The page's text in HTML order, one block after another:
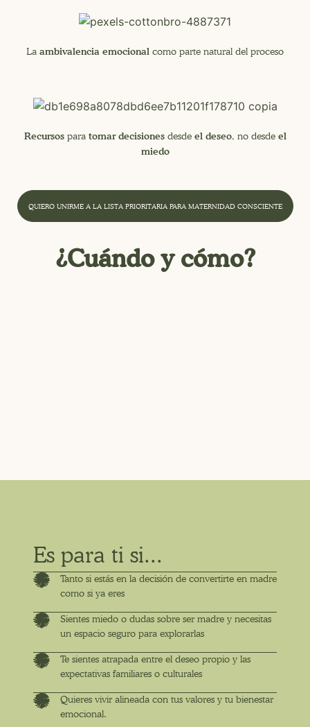
La ambivalencia emocional como parte natural del proceso
Recursospara tomar decisionesdesde el deseo, no desde el
miedo
QUIERO UNIRME A LA LISTA PRIORITARIA PARA MATERNIDAD CONSCIENTE
¿Cuándo y cómo?
Es para ti si...
Tanto si estás en la decisión de convertirte en madre
como si ya eres
Sientes miedo o dudas sobre ser madre y necesitas
un espacio seguro para explorarlas
Te sientes atrapada entre el deseo propio y las
expectativas familiares o culturales
Quieres vivir alineada con tus valores y tu bienestar
emocional.